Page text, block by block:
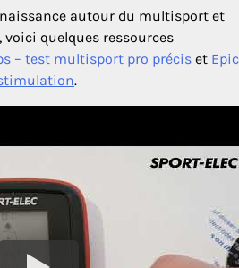
autour du multisport et
quelques ressources
– test multisport pro précis et Epic
.